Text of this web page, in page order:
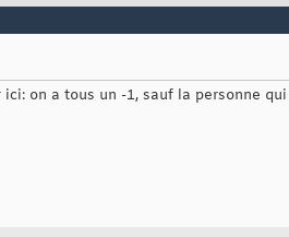
ici: on a tous un -1, sauf la personne